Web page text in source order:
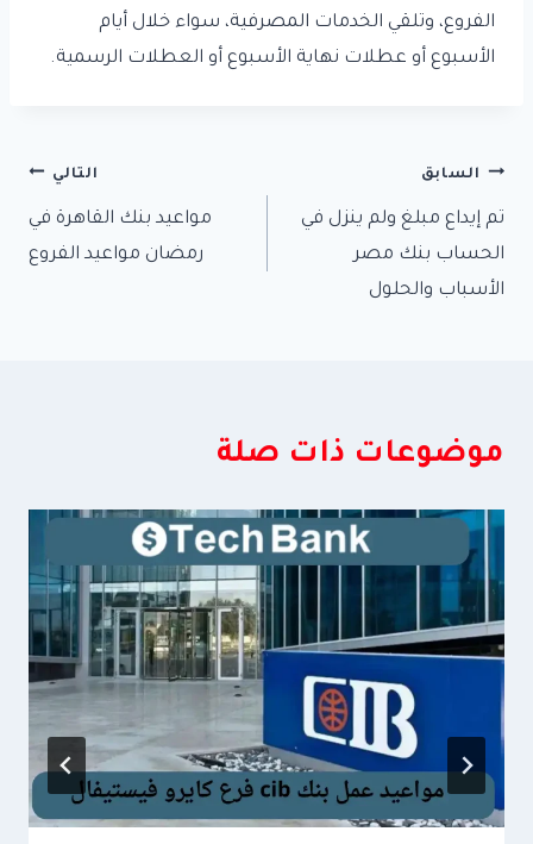
الفروع، وتلقي الخدمات المصرفية، سواء خلال أيام
الأسبوع أو عطلات نهاية الأسبوع أو العطلات الرسمية.
تصفّح
المقالات
السابق
تم إيداع مبلغ ولم ينزل في
الحساب بنك مصر
الأسباب والحلول
التالي
مواعيد بنك القاهرة في
رمضان مواعيد الفروع
موضوعات ذات صلة